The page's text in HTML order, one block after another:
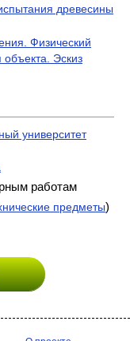
древесины
Физический
объекта. Эскиз
университет
работам
предметы)